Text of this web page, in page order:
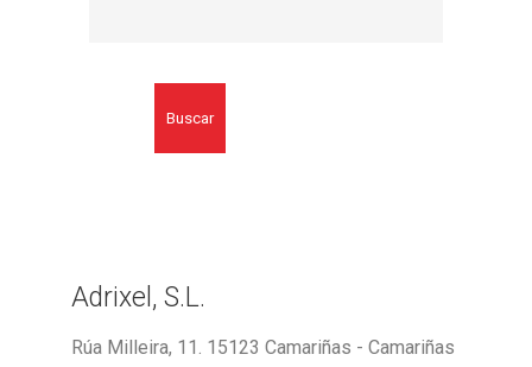
Buscar
Adrixel, S.L.
Rúa Milleira, 11. 15123 Camariñas - Camariñas